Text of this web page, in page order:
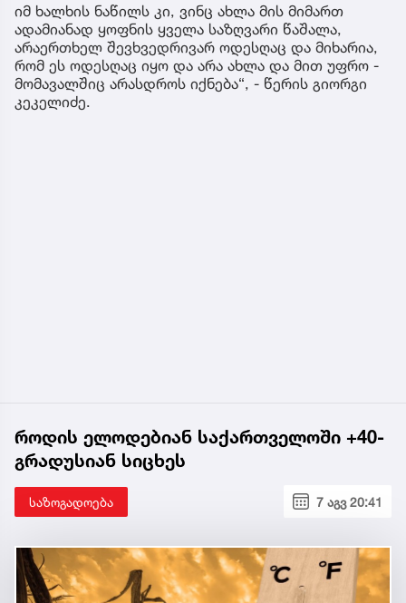
იმ ხალხის ნაწილს კი, ვინც ახლა მის მიმართ
ადამიანად ყოფნის ყველა საზღვარი წაშალა,
არაერთხელ შევხვედრივარ ოდესღაც და მიხარია,
რომ ეს ოდესღაც იყო და არა ახლა და მით უფრო -
მომავალშიც არასდროს იქნება“, - წერის გიორგი
კეკელიძე.
როდის ელოდებიან საქართველოში +40-
გრადუსიან სიცხეს
საზოგადოება 7 აგვ 20:41